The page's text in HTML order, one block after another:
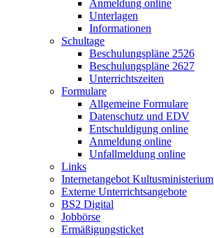
Anmeldung online
Unterlagen
Informationen
Schultage
Beschulungspläne 2526
Beschulungspläne 2627
Unterrichtszeiten
Formulare
Allgemeine Formulare
Datenschutz und EDV
Entschuldigung online
Anmeldung online
Unfallmeldung online
Links
Internetangebot Kultusministerium
Externe Unterrichtsangebote
BS2 Digital
Jobbörse
Ermäßigungsticket